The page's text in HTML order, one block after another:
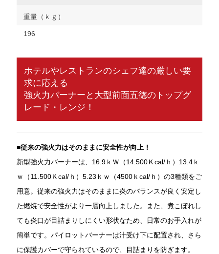
重量（ｋｇ）
196
ホテルやレストランのシェフ達の厳しい要
求に応える
強火力バーナーと大型前面五徳のトップグ
レード・レンジ！
■従来の強火力はそのままに安全性が向上！
新型強火力バーナーは、16.9ｋＷ（14.500Ｋcal/ｈ）13.4ｋ
ｗ（11.500Ｋcal/ｈ）5.23ｋｗ（4500ｋcal/ｈ）の3種類をご
用意。従来の強火力はそのままに炎のバランスが良く安定し
た燃焼で安全性がより一層向上しました。また、煮こぼれし
ても炎口が目詰まりしにくい形状なため、日常のお手入れが
簡単です。パイロットバーナーは汁受け下に配置され、さら
に保護カバーで守られているので、目詰まりを防ぎます。